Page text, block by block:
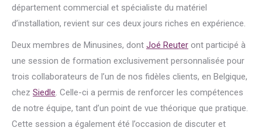
département commercial et spécialiste du matériel
d’installation, revient sur ces deux jours riches en expérience.
Deux membres de Minusines, dont Joé Reuter ont participé à
une session de formation exclusivement personnalisée pour
trois collaborateurs de l’un de nos fidèles clients, en Belgique,
chez Siedle. Celle-ci a permis de renforcer les compétences
de notre équipe, tant d’un point de vue théorique que pratique.
Cette session a également été l’occasion de discuter et